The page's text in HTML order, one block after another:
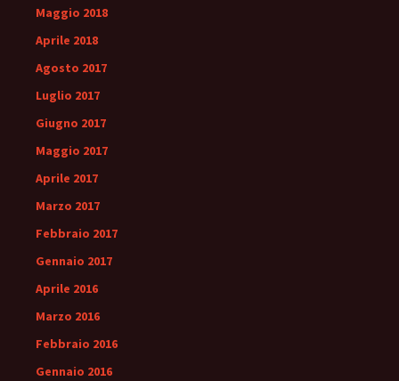
Maggio 2018
Aprile 2018
Agosto 2017
Luglio 2017
Giugno 2017
Maggio 2017
Aprile 2017
Marzo 2017
Febbraio 2017
Gennaio 2017
Aprile 2016
Marzo 2016
Febbraio 2016
Gennaio 2016